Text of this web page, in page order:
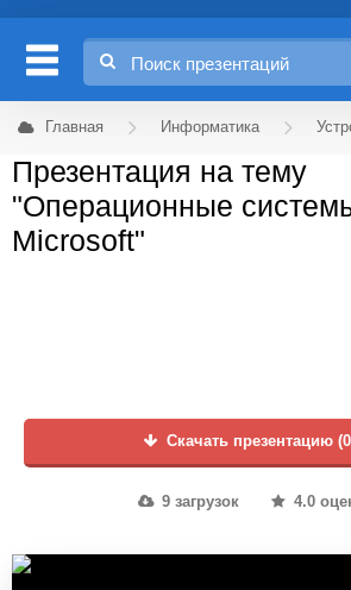
Главная Информатика
Презентация на тему
"Операционные
Microsoft"
Скачать презентацию
9 загрузок 4.0